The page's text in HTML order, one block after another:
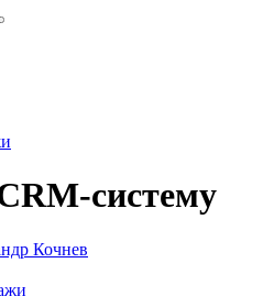
систему
Кочнев